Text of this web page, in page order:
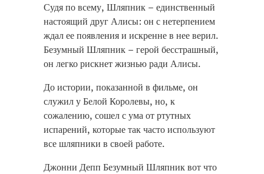
Судя по всему, Шляпник – единственный
настоящий друг Алисы: он с нетерпением
ждал ее появления и искренне в нее верил.
Безумный Шляпник – герой бесстрашный,
он легко рискнет жизнью ради Алисы.
До истории, показанной в фильме, он
служил у Белой Королевы, но, к
сожалению, сошел с ума от ртутных
испарений, которые так часто используют
все шляпники в своей работе.
Джонни Депп Безумный Шляпник вот что